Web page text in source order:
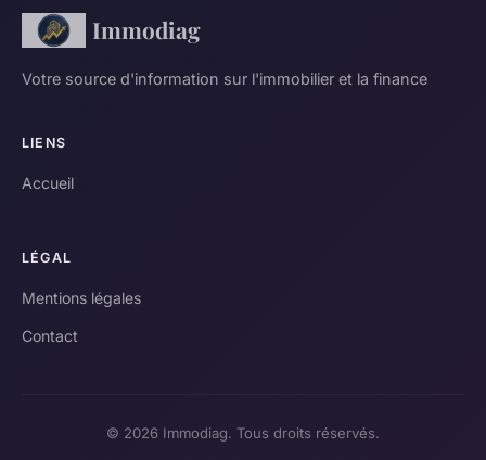
Immodiag
Votre source d'information sur l'immobilier et la finance
LIENS
Accueil
LÉGAL
Mentions légales
Contact
© 2026 Immodiag. Tous droits réservés.